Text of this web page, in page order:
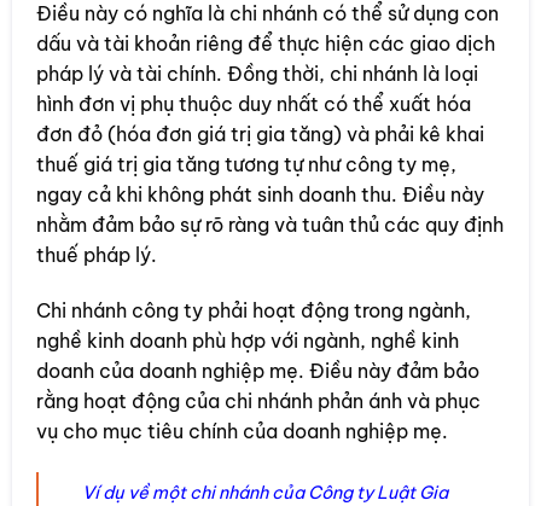
Điều này có nghĩa là chi nhánh có thể sử dụng con
dấu và tài khoản riêng để thực hiện các giao dịch
pháp lý và tài chính. Đồng thời, chi nhánh là loại
hình đơn vị phụ thuộc duy nhất có thể xuất hóa
đơn đỏ (hóa đơn giá trị gia tăng) và phải kê khai
thuế giá trị gia tăng tương tự như công ty mẹ,
ngay cả khi không phát sinh doanh thu. Điều này
nhằm đảm bảo sự rõ ràng và tuân thủ các quy định
thuế pháp lý.
Chi nhánh công ty phải hoạt động trong ngành,
nghề kinh doanh phù hợp với ngành, nghề kinh
doanh của doanh nghiệp mẹ. Điều này đảm bảo
rằng hoạt động của chi nhánh phản ánh và phục
vụ cho mục tiêu chính của doanh nghiệp mẹ.
Ví dụ về một chi nhánh của Công ty Luật Gia